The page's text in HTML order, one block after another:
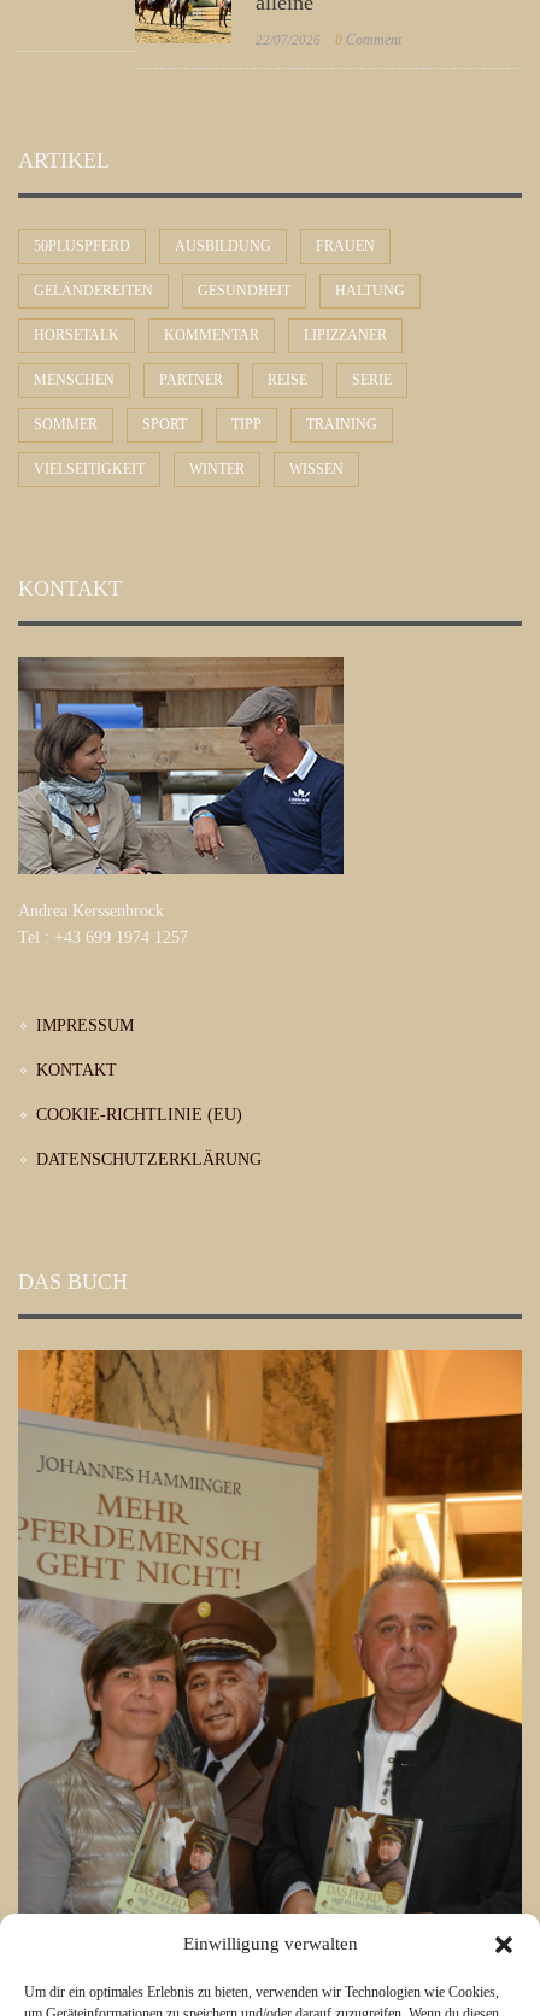
Einwilligung verwalten
Um dir ein optimales Erlebnis zu bieten, verwenden wir Technologien wie Cookies,
22/07/2026 0Comment
ARTIKEL
50PLUSPFERD AUSBILDUNG FRAUEN
GELÄNDEREITEN GESUNDHEIT HALTUNG
HORSETALK KOMMENTAR LIPIZZANER
MENSCHEN PARTNER REISE SERIE
SOMMER SPORT TIPP TRAINING
VIELSEITIGKEIT WINTER WISSEN
KONTAKT
Andrea Kerssenbrock
Tel : +43 699 1974 1257
IMPRESSUM
KONTAKT
COOKIE-RICHTLINIE (EU)
DATENSCHUTZERKLÄRUNG
DAS BUCH